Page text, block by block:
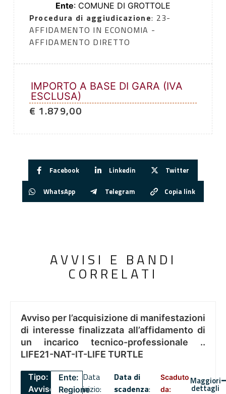
Ente: COMUNE DI GROTTOLE
Procedura di aggiudicazione: 23-
AFFIDAMENTO IN ECONOMIA -
AFFIDAMENTO DIRETTO
IMPORTO A BASE DI GARA (IVA
ESCLUSA)
€ 1.879,00
Facebook Linkedin Twitter
WhatsApp Telegram Copia link
AVVISI E BANDI
CORRELATI
Avviso per l’acquisizione di manifestazioni
di interesse finalizzata all’affidamento di
un incarico tecnico-professionale ..
LIFE21-NAT-IT-LIFE TURTLE
Tipo:
Avviso
Ente:
Regione
Data
inizio:
Data di
scadenza:
Scaduto
da:
Maggiori
dettagli